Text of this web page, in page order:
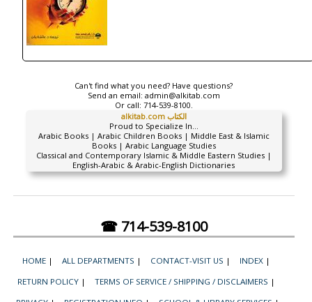
Can't find what you need? Have questions?
Send an email: admin@alkitab.com
Or call: 714-539-8100.
alkitab.com الكتاب
Proud to Specialize In...
Arabic Books | Arabic Children Books | Middle East & Islamic
Books | Arabic Language Studies
Classical and Contemporary Islamic & Middle Eastern Studies |
English-Arabic & Arabic-English Dictionaries
☎ 714-539-8100
HOME | ALL DEPARTMENTS | CONTACT-VISIT US | INDEX |
RETURN POLICY | TERMS OF SERVICE / SHIPPING / DISCLAIMERS |